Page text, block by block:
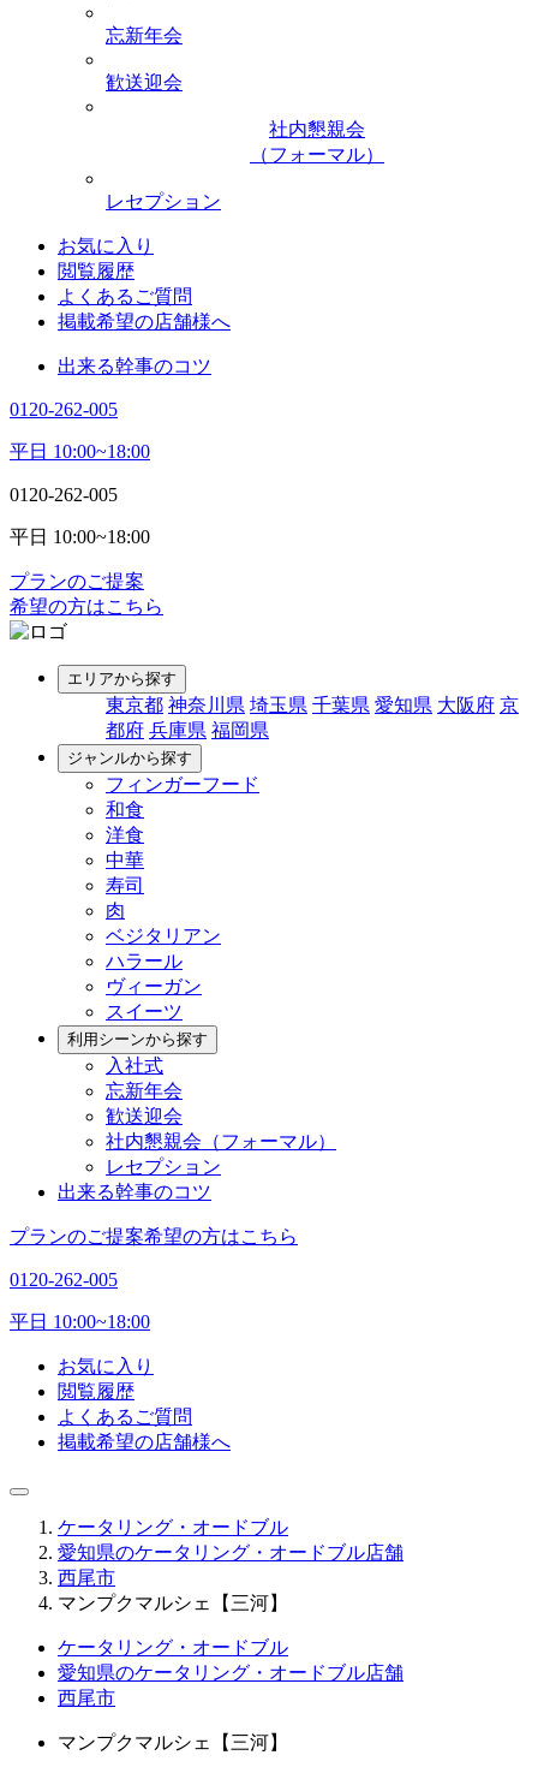
忘新年会
歓送迎会
社内懇親会
（フォーマル）
レセプション
お気に入り
閲覧履歴
よくあるご質問
掲載希望の店舗様へ
出来る幹事のコツ
0120-262-005
平日 10:00~18:00
0120-262-005
平日 10:00~18:00
プランのご提案
希望の方はこちら
エリアから探す
東京都 神奈川県 埼玉県 千葉県 愛知県 大阪府 京
都府 兵庫県 福岡県
ジャンルから探す
フィンガーフード
和食
洋食
中華
寿司
肉
ベジタリアン
ハラール
ヴィーガン
スイーツ
利用シーンから探す
入社式
忘新年会
歓送迎会
社内懇親会（フォーマル）
レセプション
出来る幹事のコツ
プランのご提案希望の方はこちら
0120-262-005
平日 10:00~18:00
お気に入り
閲覧履歴
よくあるご質問
掲載希望の店舗様へ
ケータリング・オードブル
愛知県のケータリング・オードブル店舗
西尾市
マンプクマルシェ【三河】
ケータリング・オードブル
愛知県のケータリング・オードブル店舗
西尾市
マンプクマルシェ【三河】